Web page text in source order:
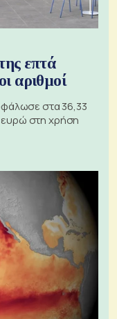
επτά
αριθμοί
στα 36,33
ευρώ στη χρήση